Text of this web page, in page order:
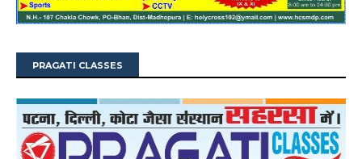
PRAGATI CLASSES